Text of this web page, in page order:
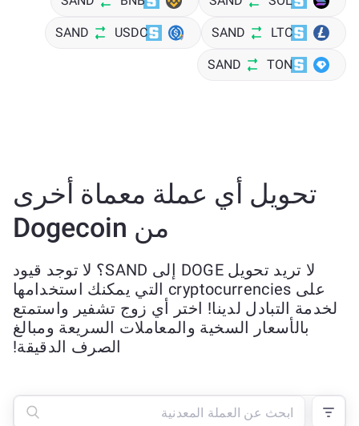
LTC
SAND
USDC
SAND
TON
SAND
تحويل أي عملة معماة أخرى
من Dogecoin
لا تريد تحويل DOGE إلى SAND؟ لا توجد قيود
على cryptocurrencies التي يمكنك استخدامها
لخدمة التبادل لدينا! اختر أي زوج تشفير واستمتع
بالأسعار السخية والمعاملات السريعة ومبالغ
الصرف الدقيقة!